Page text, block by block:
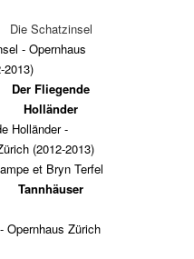
Die Schatzinsel
- Opernhaus
2013)
Der Fliegende
Holländer
Holländer -
(2012-2013)
et Bryn Terfel
Tannhäuser
Opernhaus Zürich